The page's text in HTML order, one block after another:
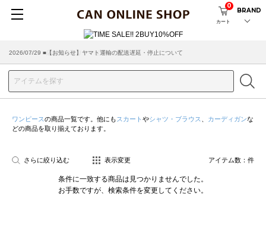
カート
0
BRAND
2026/07/29 ■【お知らせ】ヤマト運輸の配送遅延・停止について
2026/03/18 ■店舗受け取りサービスのご案内
ワンピースの商品一覧です。他にも スカート やシャツ・ブラウス カーディガンな
どの商品を取り揃えております。
さらに絞り込む 表示変更 アイテム数： 件
条件に一致する商品は見つかりませんでした。
お手数ですが、検索条件を変更してください。